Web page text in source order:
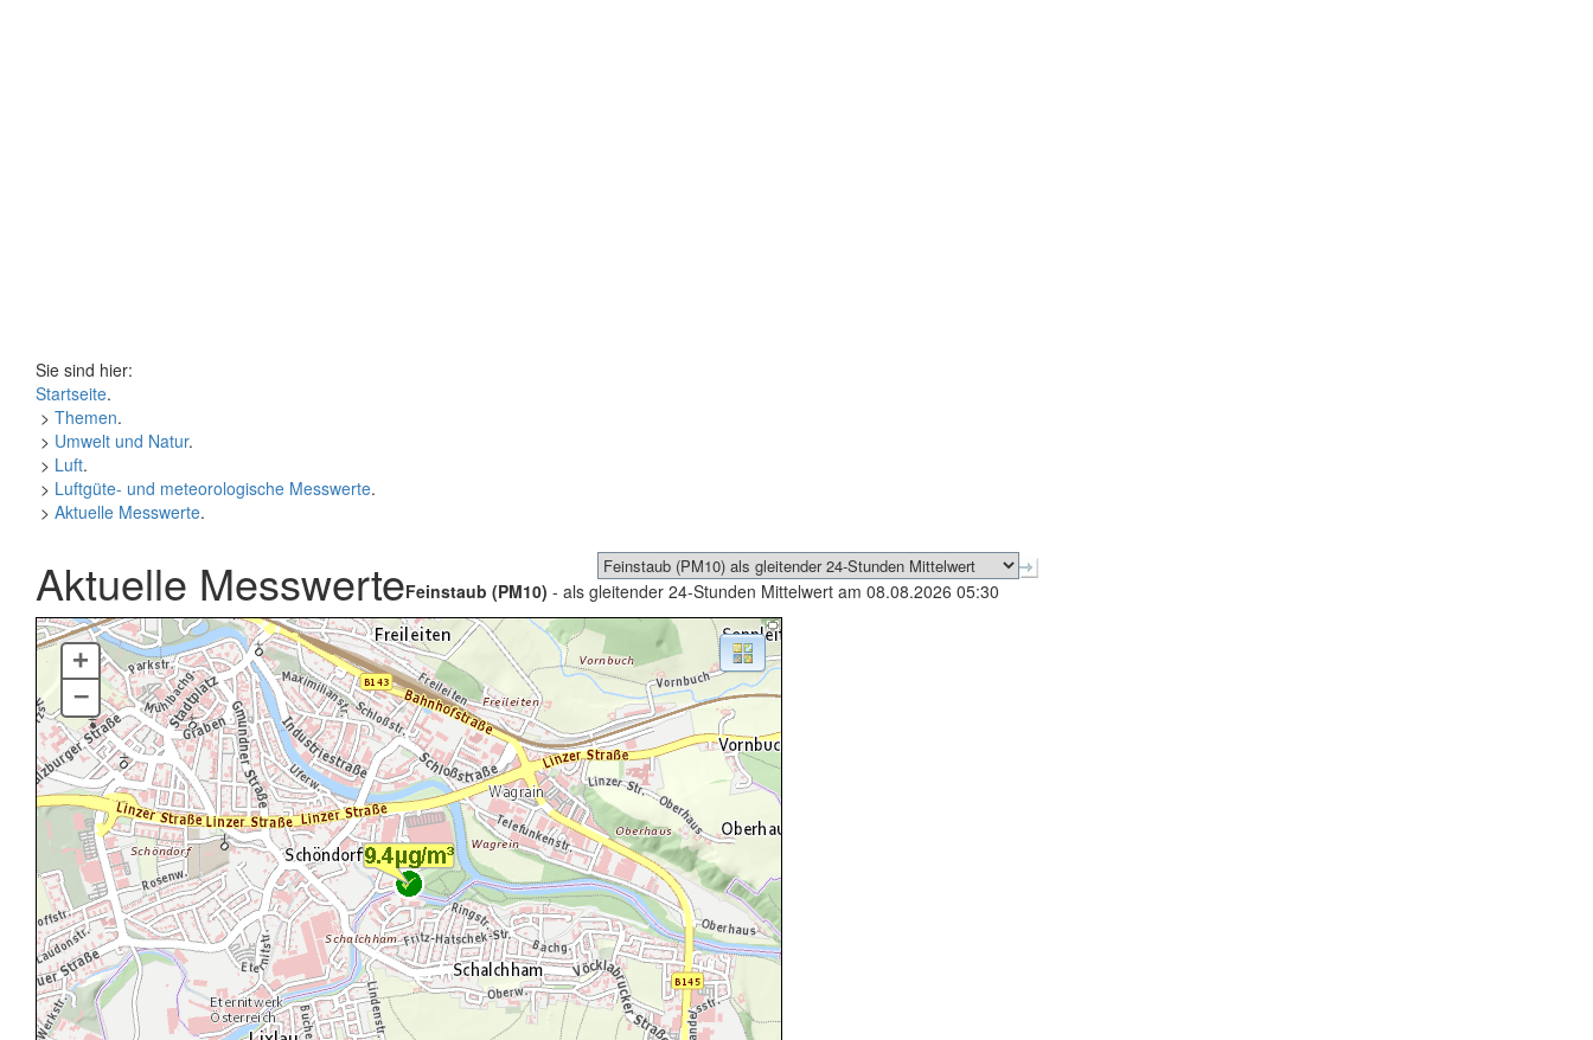
Sie sind hier:
Startseite.
> Themen.
> Umwelt und Natur.
> Luft.
> Luftgüte- und meteorologische Messwerte.
> Aktuelle Messwerte.
Aktuelle MesswerteFeinstaub (PM10) - als gleitender 24-Stunden Mittelwert am 08.08.2026 05:30
+
–